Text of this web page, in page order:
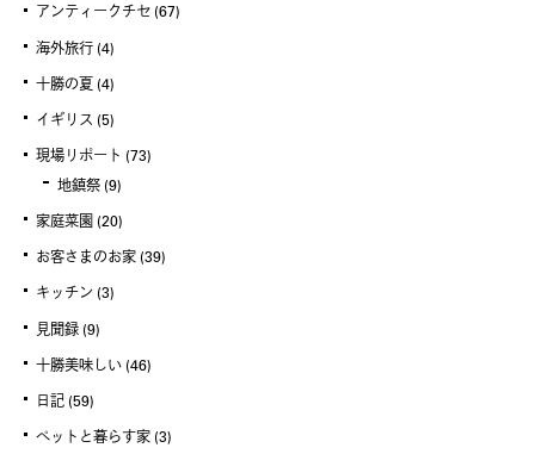
アンティークチセ (67)
海外旅行 (4)
十勝の夏 (4)
イギリス (5)
現場リポート (73)
地鎮祭 (9)
家庭菜園 (20)
お客さまのお家 (39)
キッチン (3)
見聞録 (9)
十勝美味しい (46)
日記 (59)
ペットと暮らす家 (3)